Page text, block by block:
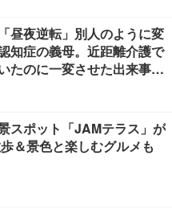
昼夜逆転」別人のように変
知症の義母。近距離介護で
たのに一変させた出来事と
スポット「JAMテラス」が
＆景色と楽しむグルメも